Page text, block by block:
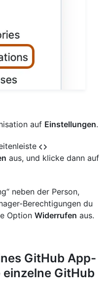
auf Einstellungen.
aus, und klicke dann auf
neben der Person,
Berechtigungen du
Option Widerrufen aus.
GitHub App-
GitHub